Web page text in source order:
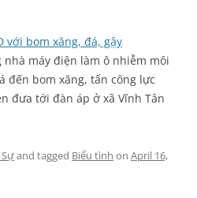
với bom xăng, đá, gậy
máy điện làm ô nhiễm môi
đến bom xăng, tấn công lực
đưa tới đàn áp ở xã Vĩnh Tân
and tagged Biểu tình on April 16,